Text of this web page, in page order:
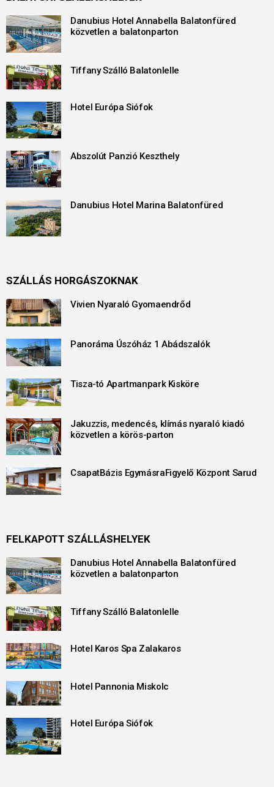
Danubius Hotel Annabella Balatonfüred
közvetlen a balatonparton
Tiffany Szálló Balatonlelle
Hotel Európa Siófok
Abszolút Panzió Keszthely
Danubius Hotel Marina Balatonfüred
SZÁLLÁS HORGÁSZOKNAK
Vivien Nyaraló Gyomaendrőd
Panoráma Úszóház 1 Abádszalók
Tisza-tó Apartmanpark Kisköre
Jakuzzis, medencés, klímás nyaraló kiadó
közvetlen a körös-parton
CsapatBázis EgymásraFigyelő Központ Sarud
FELKAPOTT SZÁLLÁSHELYEK
Danubius Hotel Annabella Balatonfüred
közvetlen a balatonparton
Tiffany Szálló Balatonlelle
Hotel Karos Spa Zalakaros
Hotel Pannonia Miskolc
Hotel Európa Siófok